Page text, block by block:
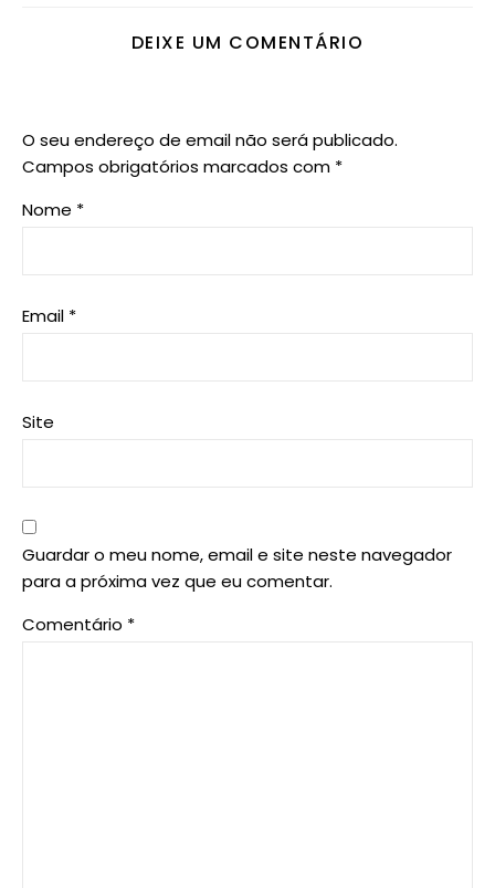
DEIXE UM COMENTÁRIO
O seu endereço de email não será publicado.
Campos obrigatórios marcados com *
Nome *
Email *
Site
Guardar o meu nome, email e site neste navegador
para a próxima vez que eu comentar.
Comentário *